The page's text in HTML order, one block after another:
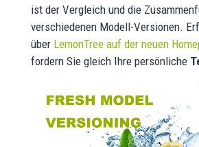
ist der Vergleich und die
verschiedenen Modell-Versionen.
über LemonTree auf der neuen
fordern Sie gleich Ihre persönliche